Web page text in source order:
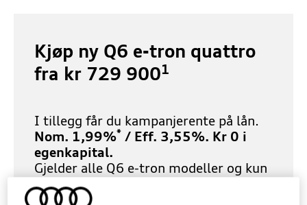
Hjemmelader
Kjøp ny Q6 e-tron quattro
fra kr 729 9001
I tillegg får du kampanjerente på lån.
Nom. 1,99%* / Eff. 3,55%. Kr 0 i
egenkapital.
Gjelder alle Q6 e-tron modeller og kun
ut august.